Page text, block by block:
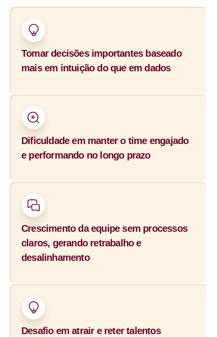
Tomar decisões importantes baseado
mais em intuição do que em dados
Dificuldade em manter o time engajado
e performando no longo prazo
Crescimento da equipe sem processos
claros, gerando retrabalho e
desalinhamento
Desafio em atrair e reter talentos